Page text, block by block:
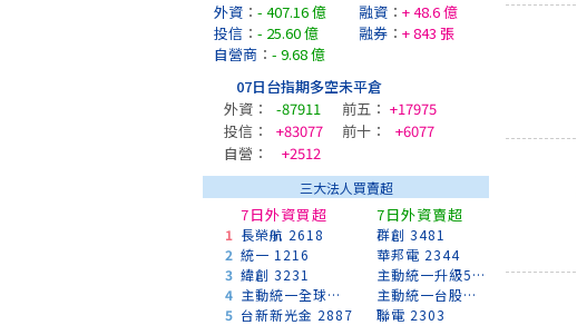
外資 ： - 407.16 億
投信 ： - 25.60 億
自營商 ： - 9.68 億
融資 ： + 48.6 億
融券 ： + 843 張
07日台指期多空未平倉
外資：
-87911 前五： +17975
投信：
+83077 前十：
+6077
自營：
+2512
三大法人買賣超
1
2
3
4
5
7日外資買超
長榮航 2618
統一 1216
緯創 3231
主動統一全球創新 00988A
台新新光金 2887
7日外資賣超
群創 3481
華邦電 2344
主動統一升級50 00403A
主動統一台股增長 00981A
聯電 2303